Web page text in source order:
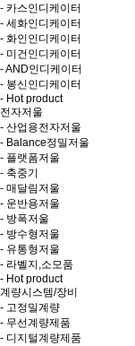
- 카스인디케이터
- 세화인디케이터
- 화인인디케이터
- 미건인디케이터
- AND인디케이터
- 봉신인디케이터
- Hot product
전자저울
- 산업용전자저울
- Balance정밀저울
- 플랫폼저울
- 축중기
- 매달림저울
- 운반용저울
- 방폭저울
- 방수형저울
- 유통형저울
- 라벨지,소모품
- Hot product
계량시스템/장비
- 고정밀계량
- 무선계량제품
- 디지털계량제품